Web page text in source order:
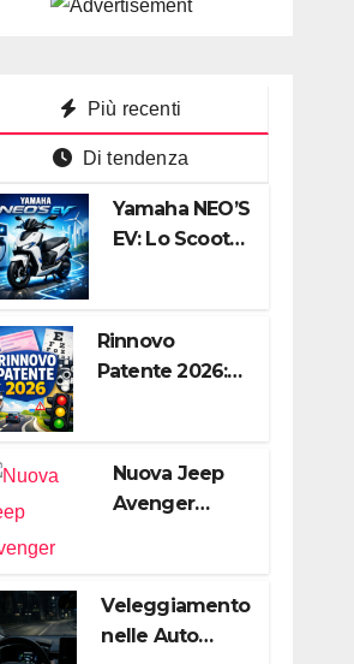
Più recenti
Di tendenza
Yamaha NEO’S
EV: Lo Scooter
per la Città
Rinnovo
Patente 2026:
Nuove Regole,
Digitalizzazione
Nuova Jeep
Avenger
Diventa Più
“Adulto”,
Veleggiamento
nelle Auto